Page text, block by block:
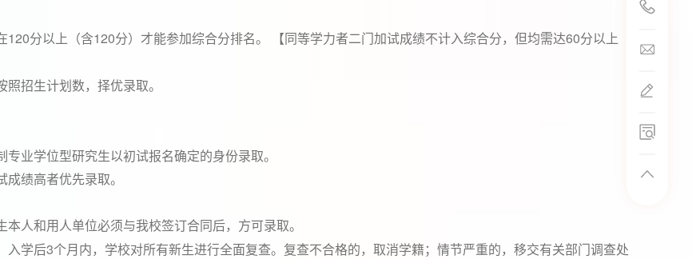
120分以上（含120分）才能参加综合分排名。 【同等学力者二门加试成绩不计入综合分，但均需达60分以上
照招生计划数，择优录取。
业学位型研究生以初试报名确定的身份录取。
成绩高者优先录取。
人和用人单位必须与我校签订合同后，方可录取。
入学后3个月内，学校对所有新生进行全面复查。复查不合格的，取消学籍；情节严重的，移交有关部门调查处
邮箱(本科招生
邮箱(研究生